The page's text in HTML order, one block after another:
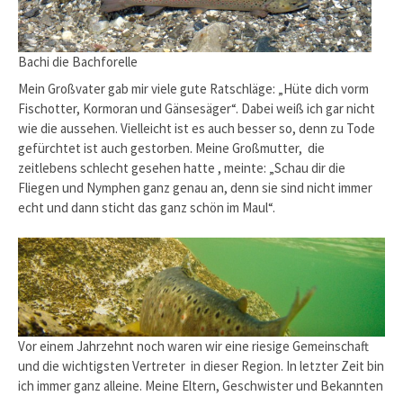
Bachi die Bachforelle
Mein Großvater gab mir viele gute Ratschläge: „Hüte dich vorm
Fischotter, Kormoran und Gänsesäger“. Dabei weiß ich gar nicht
wie die aussehen. Vielleicht ist es auch besser so, denn zu Tode
gefürchtet ist auch gestorben. Meine Großmutter, die
zeitlebens schlecht gesehen hatte , meinte: „Schau dir die
Fliegen und Nymphen ganz genau an, denn sie sind nicht immer
echt und dann sticht das ganz schön im Maul“.
Vor einem Jahrzehnt noch waren wir eine riesige Gemeinschaft
und die wichtigsten Vertreter in dieser Region. In letzter Zeit bin
ich immer ganz alleine. Meine Eltern, Geschwister und Bekannten